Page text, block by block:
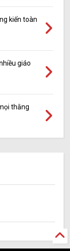
kiến toàn
giáo
thằng